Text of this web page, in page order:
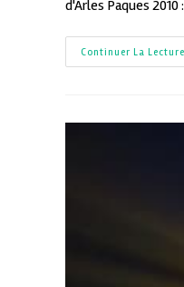
d'Arles Paques
Continuer La Lecture